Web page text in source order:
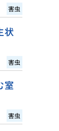
害虫
状
害虫
室
害虫